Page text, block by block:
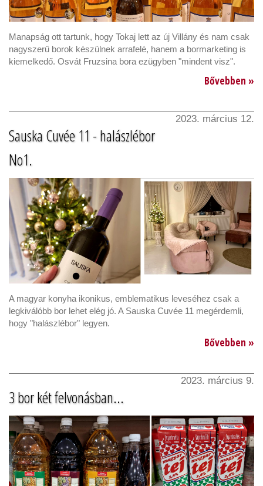
Manapság ott tartunk, hogy Tokaj lett az új Villány és nam csak
nagyszerű borok készülnek arrafelé, hanem a bormarketing is
kiemelkedő. Osvát Fruzsina bora ezügyben "mindent visz".
Bővebben »
2023. március 12.
Sauska Cuvée 11 - halászlébor
No1.
A magyar konyha ikonikus, emblematikus leveséhez csak a
legkiválóbb bor lehet elég jó. A Sauska Cuvée 11 megérdemli,
hogy "halászlébor" legyen.
Bővebben »
2023. március 9.
3 bor két felvonásban...